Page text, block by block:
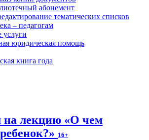
абонемент
тематических списков
– педагогам
услуги
юридическая помощь
книга года
лекцию «О чем
16+